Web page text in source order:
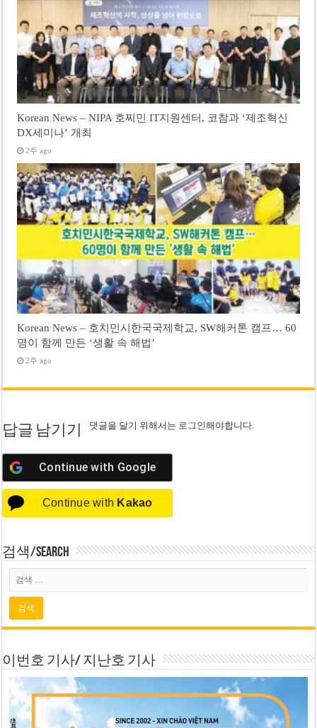
Korean News – NIPA 호찌민 IT지원센터, 코참과 ‘제조혁신
DX세미나’ 개최
2주 ago
Korean News – 호치민시한국국제학교, SW해커톤 캠프… 60
명이 함께 만든 ‘생활 속 해법’
2주 ago
답글 남기기 댓글을 달기 위해서는 로그인해야합니다.
Continue with Google
Continue with Kakao
검색/Search
이번호 기사/ 지난호 기사